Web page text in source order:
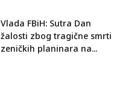
Vlada FBiH: Sutra Dan
žalosti zbog tragične smrti
zeničkih planinara na...